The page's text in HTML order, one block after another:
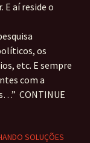
E aí reside o
os
etc. E sempre
com a
CONTINUE
SOLUÇÕES